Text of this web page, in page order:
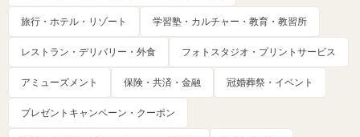
旅行・ホテル・リゾート 学習塾・カルチャー・教育・教習所
レストラン・デリバリー・外食 フォトスタジオ・プリントサービス
アミューズメント 保険・共済・金融 冠婚葬祭・イベント
プレゼントキャンペーン・クーポン